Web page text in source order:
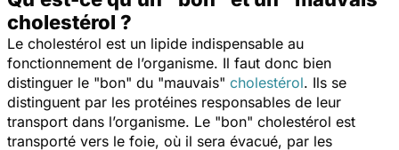
cholestérol ?
Le cholestérol est un lipide indispensable au
fonctionnement de l’organisme. Il faut donc bien
distinguer le "bon" du "mauvais" cholestérol. Ils se
distinguent par les protéines responsables de leur
transport dans l’organisme. Le "bon" cholestérol est
transporté vers le foie, où il sera évacué, par les